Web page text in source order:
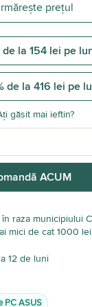
prețul
la 154 lei pe
de la 416 lei pe
găsit mai ieftin?
ACUM
raza municipiului
mici de cat 1000 lei
12 de luni
PC ASUS